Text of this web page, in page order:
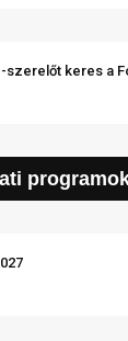
szerelőt keres a